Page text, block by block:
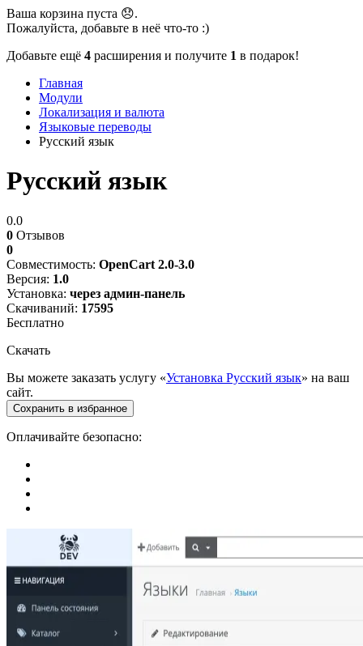
Ваша корзина пуста 😞.
Пожалуйста, добавьте в неё что-то :)
Добавьте ещё 4 расширения и получите 1 в подарок!
Главная
Модули
Локализация и валюта
Языковые переводы
Русский язык
Русский язык
0.0
0 Отзывов
0
Совместимость: OpenCart 2.0-3.0
Версия: 1.0
Установка: через админ-панель
Скачиваний: 17595
Бесплатно
Скачать
Вы можете заказать услугу «Установка Русский язык» на ваш
сайт.
Сохранить в избранное
Оплачивайте безопасно: